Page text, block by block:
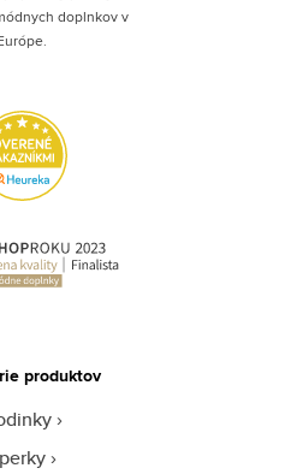
doplnkov v
produktov